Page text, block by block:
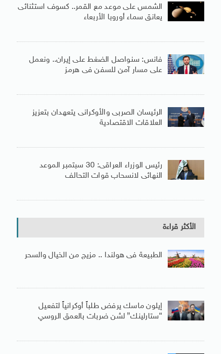
الشمس على موعد مع القمر.. كسوف استثنائى
يعانق سماء أوروبا الأربعاء
فانس: سنواصل الضغط على إيران.. ونعمل
على مسار آمن للسفن فى هرمز
الرئيسان الصربى والأوكرانى يتعهدان بتعزيز
العلاقات الاقتصادية
رئيس الوزراء العراقى: 30 سبتمبر الموعد
النهائى لانسحاب قوات التحالف
الأكثر قراءة
الطبيعة فى هولندا .. مزيج من الخيال والسحر
إيلون ماسك يرفض طلباً أوكرانياً لتفعيل
“ستارلينك” لشن ضربات بالعمق الروسي